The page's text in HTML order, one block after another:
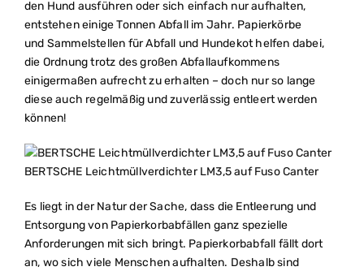
den Hund ausführen oder sich einfach nur aufhalten,
entstehen einige Tonnen Abfall im Jahr. Papierkörbe
und Sammelstellen für Abfall und Hundekot helfen dabei,
die Ordnung trotz des großen Abfallaufkommens
einigermaßen aufrecht zu erhalten – doch nur so lange
diese auch regelmäßig und zuverlässig entleert werden
können!
BERTSCHE Leichtmüllverdichter LM3,5 auf Fuso Canter
Es liegt in der Natur der Sache, dass die Entleerung und
Entsorgung von Papierkorbabfällen ganz spezielle
Anforderungen mit sich bringt. Papierkorbabfall fällt dort
an, wo sich viele Menschen aufhalten. Deshalb sind